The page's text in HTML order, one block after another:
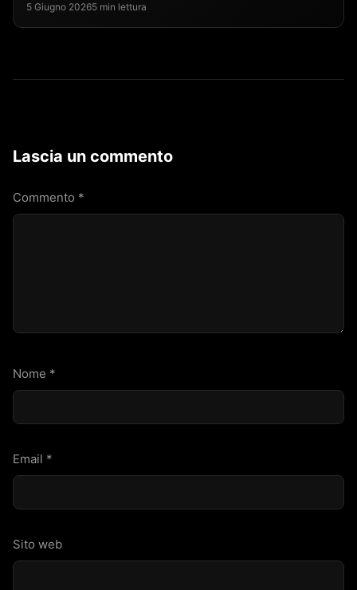
5 Giugno 20265 min lettura
Lascia un commento
Commento *
Nome *
Email *
Sito web